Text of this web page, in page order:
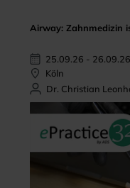
Airway: Zahnmedizin
25.09.26 - 26.09.26
Köln
Dr. Christian